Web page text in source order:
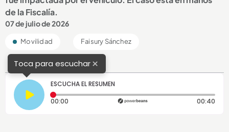
de la Fiscalía.
07 de julio de 2026
Movilidad Faisury Sánchez
Toca para escuchar×
ESCUCHA EL RESUMEN
00:00 Tiempo transcurrido: 0 segundos 00:40